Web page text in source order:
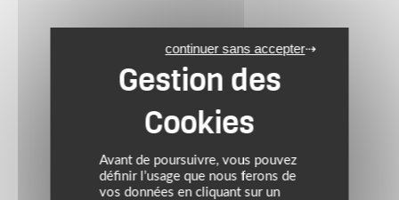
Avant de poursuivre, vous pouvez
définir l’usage que nous ferons de
vos données en cliquant sur un
continuer sans accepter